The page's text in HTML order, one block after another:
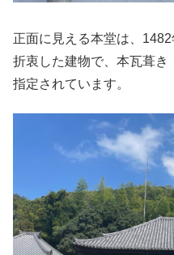
正面に見える本堂は、
折衷した建物で、本瓦葺き
指定されています。